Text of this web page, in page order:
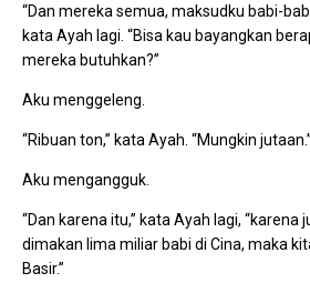
“Dan mereka semua, maksudku babi-
kata Ayah lagi. “Bisa kau bayangkan
mereka butuhkan?”
Aku menggeleng.
“Ribuan ton,” kata Ayah. “Mungkin jutaan.”
Aku mengangguk.
“Dan karena itu,” kata Ayah lagi, “karena
dimakan lima miliar babi di Cina, maka
Basir.”